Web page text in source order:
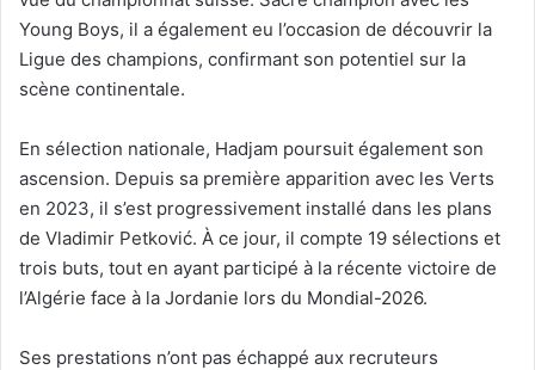
Young Boys, il a également eu l’occasion de découvrir la
Ligue des champions, confirmant son potentiel sur la
scène continentale.
En sélection nationale, Hadjam poursuit également son
ascension. Depuis sa première apparition avec les Verts
en 2023, il s’est progressivement installé dans les plans
de Vladimir Petković. À ce jour, il compte 19 sélections et
trois buts, tout en ayant participé à la récente victoire de
l’Algérie face à la Jordanie lors du Mondial-2026.
Ses prestations n’ont pas échappé aux recruteurs